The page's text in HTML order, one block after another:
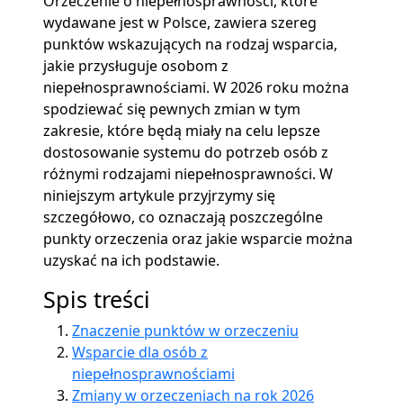
wydawane jest w Polsce, zawiera szereg
punktów wskazujących na rodzaj wsparcia,
jakie przysługuje osobom z
niepełnosprawnościami. W 2026 roku można
spodziewać się pewnych zmian w tym
zakresie, które będą miały na celu lepsze
dostosowanie systemu do potrzeb osób z
różnymi rodzajami niepełnosprawności. W
niniejszym artykule przyjrzymy się
szczegółowo, co oznaczają poszczególne
punkty orzeczenia oraz jakie wsparcie można
uzyskać na ich podstawie.
Spis treści
Znaczenie punktów w orzeczeniu
Wsparcie dla osób z
niepełnosprawnościami
Zmiany w orzeczeniach na rok 2026